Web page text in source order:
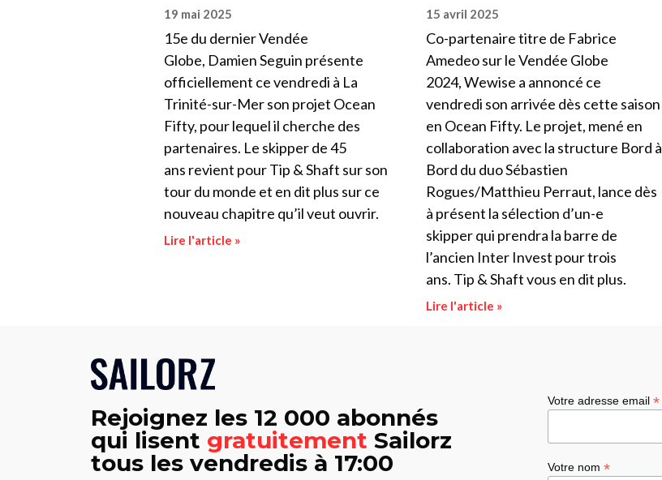
19 mai 2025
15e du dernier Vendée
Globe, Damien Seguin présente
officiellement ce vendredi à La
Trinité-sur-Mer son projet Ocean
Fifty, pour lequel il cherche des
partenaires. Le skipper de 45
ans revient pour Tip & Shaft sur son
tour du monde et en dit plus sur ce
nouveau chapitre qu’il veut ouvrir.
Lire l'article »
15 avril 2025
Co-partenaire titre de Fabrice
Amedeo sur le Vendée Globe
2024, Wewise a annoncé ce
vendredi son arrivée dès cette saison
en Ocean Fifty. Le projet, mené en
collaboration avec la structure Bord à
Bord du duo Sébastien
Rogues/Matthieu Perraut, lance dès
à présent la sélection d’un-e
skipper qui prendra la barre de
l’ancien Inter Invest pour trois
ans. Tip & Shaft vous en dit plus.
Lire l'article »
Rejoignez les 12 000 abonnés
qui lisent gratuitement Sailorz
tous les vendredis à 17:00
Votre adresse email*
Votre nom*